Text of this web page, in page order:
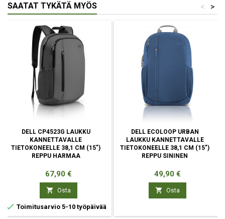
SAATAT TYKÄTÄ MYÖS >
<
DELL CP4523G LAUKKU
KANNETTAVALLE
TIETOKONEELLE 38,1 CM (15")
REPPU HARMAA
Hinta
67,90 €
 Osta
 Toimitusarvio 5-10 työpäivää
DELL ECOLOOP URBAN
LAUKKU KANNETTAVALLE
TIETOKONEELLE 38,1 CM (15")
REPPU SININEN
Hinta
49,90 €
 Osta